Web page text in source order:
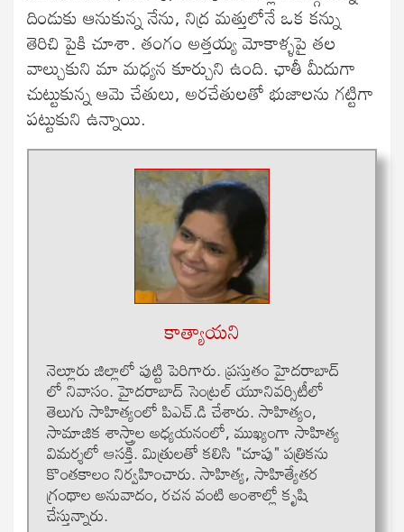
దిండుకు ఆనుకున్న నేను, నిద్ర మత్తులోనే ఒక కన్ను
తెరిచి పైకి చూశా. తంగం అత్తయ్య మోకాళ్ళపై తల
వాల్చుకుని మా మధ్యన కూర్చుని ఉంది. ఛాతీ మీదుగా
చుట్టుకున్న ఆమె చేతులు, అరచేతులతో భుజాలను గట్టిగా
పట్టుకుని ఉన్నాయి.
కాత్యాయని
నెల్లూరు జిల్లాలో పుట్టి పెరిగారు. ప్రస్తుతం హైదరాబాద్
లో నివాసం. హైదరాబాద్ సెంట్రల్ యూనివర్సిటీలో
తెలుగు సాహిత్యంలో పిఎచ్.డి చేశారు. సాహిత్యం,
సామాజిక శాస్త్రాల అధ్యయనంలో, ముఖ్యంగా సాహిత్య
విమర్శలో ఆసక్తి. మిత్రులతో కలిసి "చూపు" పత్రికను
కొంతకాలం నిర్వహించారు. సాహిత్య, సాహిత్యేతర
గ్రంథాల అనువాదం, రచన వంటి అంశాల్లో కృషి
చేస్తున్నారు.